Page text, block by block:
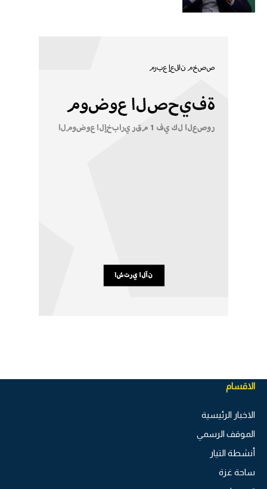
الاقسام
الاخبار الرئيسية
الموقف الرسمي
أنشطة التيار
ساحة غزة